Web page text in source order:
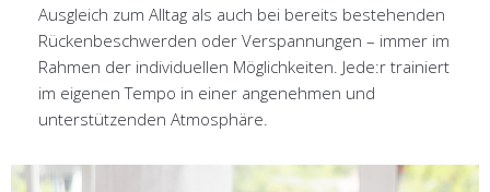
Ausgleich zum Alltag als auch bei bereits bestehenden
Rückenbeschwerden oder Verspannungen – immer im
Rahmen der individuellen Möglichkeiten. Jede:r trainiert
im eigenen Tempo in einer angenehmen und
unterstützenden Atmosphäre.